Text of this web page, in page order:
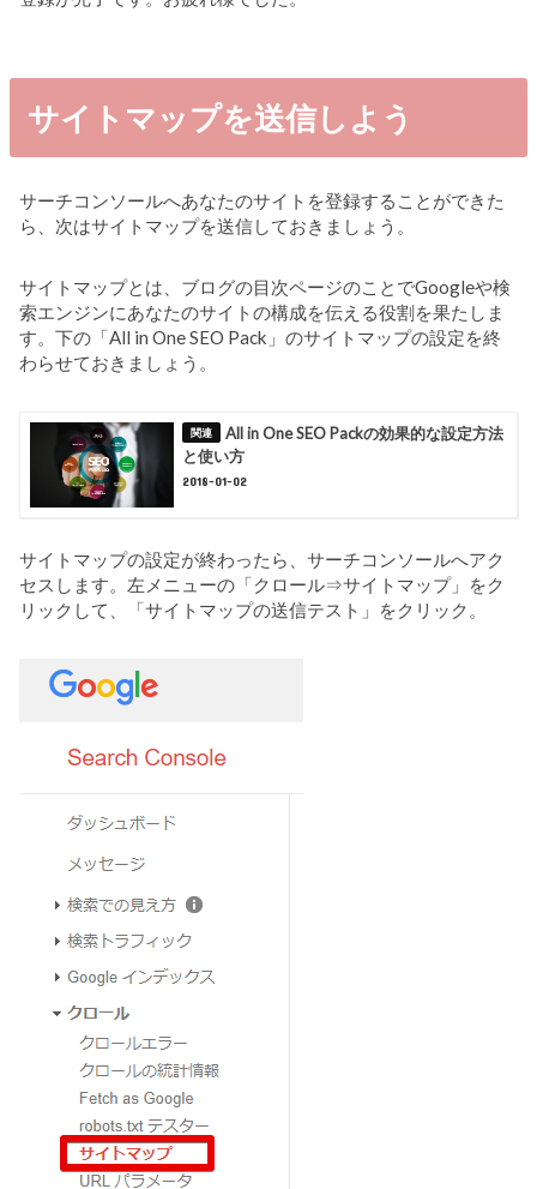
サイトマップを送信しよう
サーチコンソールへあなたのサイトを登録することができた
ら、次はサイトマップを送信しておきましょう。
サイトマップとは、ブログの目次ページのことでGoogleや検
索エンジンにあなたのサイトの構成を伝える役割を果たしま
す。下の「All in One SEO Pack」のサイトマップの設定を終
わらせておきましょう。
All in One SEO Packの効果的な設定方法
と使い方
2018-01-02
サイトマップの設定が終わったら、サーチコンソールへアク
セスします。左メニューの「クロール⇒サイトマップ」をク
リックして、「サイトマップの送信テスト」をクリック。